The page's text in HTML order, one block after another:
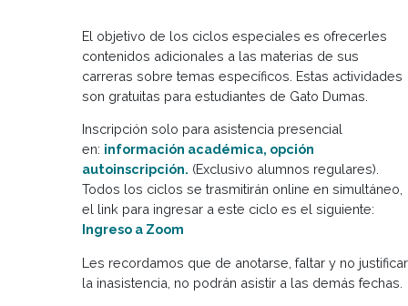
El objetivo de los ciclos especiales es
contenidos adicionales a las materias de sus
carreras sobre temas específicos. Estas
son gratuitas para estudiantes de Gato Dumas.
Inscripción solo para asistencia presencial
en:información académica, opción